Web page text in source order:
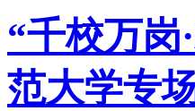
“千校万岗
范大学专